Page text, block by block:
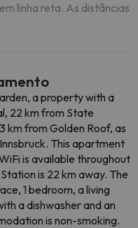
linha reta. As distâncias
a property with a
22 km from State
km from Golden Roof, as
This apartment
is available throughout
is 22 km away. The
1 bedroom, a living
a dishwasher and an
is non-smoking.